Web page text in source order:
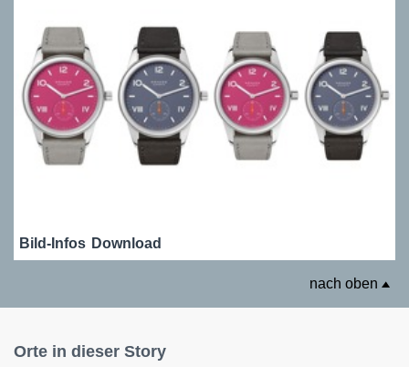
Bild-Infos Download
nach oben
Orte in dieser Story